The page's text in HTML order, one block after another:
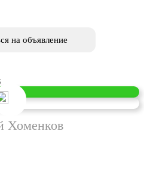
в Туле только у ...
на объявление
Хоменков